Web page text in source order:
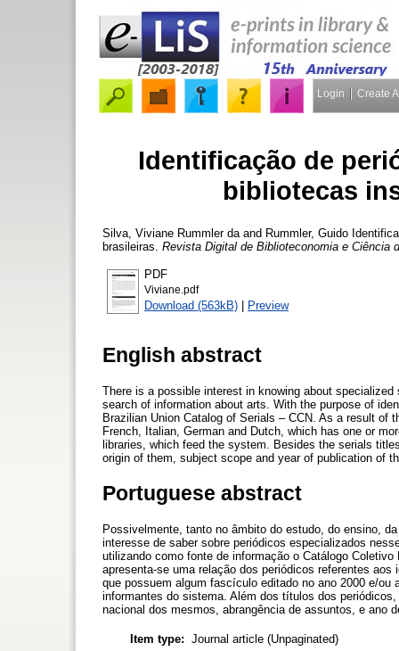
Login Create
Identificação de
bibliotecas
Silva, Viviane Rummler da and Rummler, Guido
brasileiras. Revista Digital de Biblioteconomia e Ciência
PDF
Viviane.pdf
Download (563kB) | Preview
English abstract
There is a possible interest in knowing about
search of information about arts. With the purpose of
Brazilian Union Catalog of Serials – CCN. As a result
French, Italian, German and Dutch, which has one or
libraries, which feed the system. Besides the serials
origin of them, subject scope and year of publication of
Portuguese abstract
Possivelmente, tanto no âmbito do estudo, do ensino,
interesse de saber sobre periódicos especializados
utilizando como fonte de informação o Catálogo
apresenta-se uma relação dos periódicos referentes
que possuem algum fascículo editado no ano 2000 e/
informantes do sistema. Além dos títulos dos
nacional dos mesmos, abrangência de assuntos, e ano
Item type: Journal article (Unpaginated)